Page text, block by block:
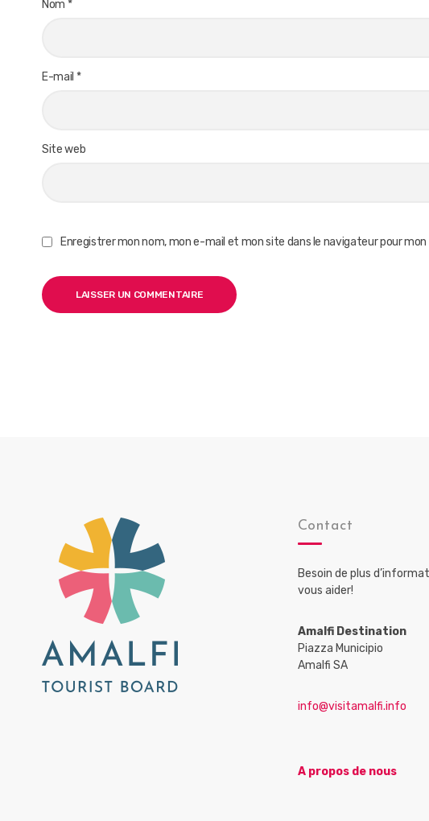
Nom *
E-mail *
Site web
Enregistrer mon nom, mon e-mail et mon site dans le navigateur pour
Contact
Besoin de plus
vous aider!
Amalfi Destination
Piazza Municipio
Amalfi SA
info@visitamalfi.info
A propos de nous